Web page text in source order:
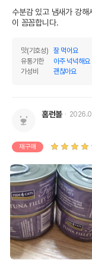
수분감 있고 냄새가 강
이 꼼꼼합니다.
맛(기호성)
잘 먹어요
유통기한
아주 넉넉해요
가성비
괜찮아요
홈런볼
재구매